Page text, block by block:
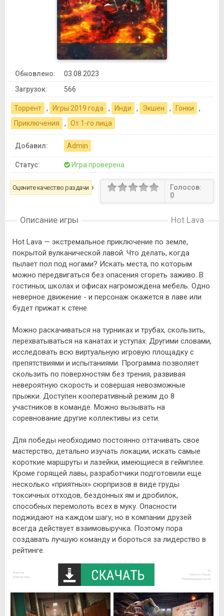
Обновлено:
03.08.2023
Загрузок:
566
Торрент , Игры 2019 года , Инди , Экшен , Гонки
,
Приключения
, От 1-го лица
Добавил: Admin
Статус: Игра проверена
Оцените качество раздачи
Голосов:
0
Описание игры Hot Lava
Hot Lava — экстремальное приключение по земле,
покрытой вулканической лавой. Что делать, когда
пылает пол под ногами? Искать места, по которым
можно передвигаться без опасения сгореть заживо. В
гостиных, школах и офисах нагромождена мебель. Одно
неверное движение - и персонаж окажется в лаве или
будет прижат к стене.
Можно раскачиваться на турниках и трубах, скользить,
перехватываться на канатах и уступах. Другими словами,
исследовать всю виртуальную игровую площадку с
препятствиями и испытаниями. Программа позволяет
скользить по поверхностям без трения, развивая
невероятную скорость и совершая невозможные
прыжки. Доступен кооперативный режим до 8
участников в команде. Можно вызывать на
соревнование другие коллективы из сети.
Для победы необходимо постоянно оттачивать свое
мастерство, детально изучать локации, искать самые
короткие маршруты и лазейки, имеющиеся в геймплее.
Кроме горящей лавы, разработчики подготовили еще
несколько «приятных» сюрпризов в виде груды
токсичных отходов, бездонных ям и дробилок,
способных перемолоть всех в муку. Опасности
поджидают на каждом шагу, но в компании друзей
всегда действует взаимовыручка. Поэтому пора
создавать лучшую команду и бороться за лидерство в
рейтинге.